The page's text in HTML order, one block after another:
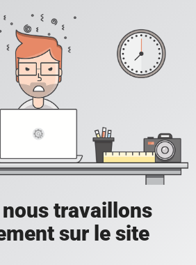
nous travaillons
sur le site